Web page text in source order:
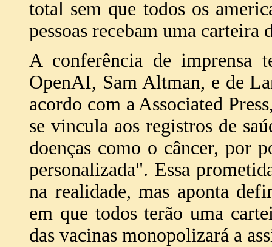
total sem que todos os
pessoas recebam uma
A conferência de imprensa
OpenAI, Sam Altman, e de
acordo com a Associated
se vincula aos registros de
doenças como o câncer, por
personalizada". Essa
na realidade, mas aponta
em que todos terão uma
das vacinas monopolizará a